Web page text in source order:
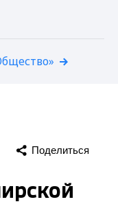
Поделиться